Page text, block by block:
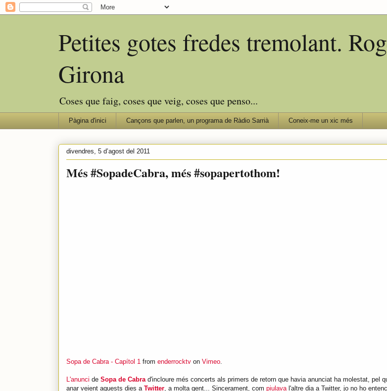
Petites gotes fredes tremolant.
Girona
Coses que faig, coses que veig, coses que penso...
Pàgina d'inici Cançons que parlen, un programa de Ràdio Sarrià Coneix-me un xic més
divendres, 5 d’agost del 2011
Més #SopadeCabra, més #sopapertothom!
Sopa de Cabra - Capítol 1 from enderrocktv on Vimeo
L'anunci de Sopa de Cabra d'incloure més concerts als primers de retorn que havia anunciat ha molestat, pel
anar veient aquests dies a Twitter , a molta gent... Sincerament, com piulava l'altre dia a Twitter, jo no ho